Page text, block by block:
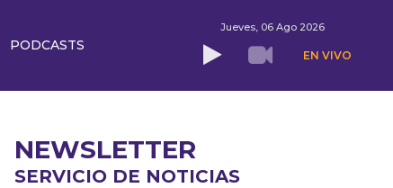
PODCASTS
Jueves, 06 Ago 2026
EN VIVO
NEWSLETTER
SERVICIO DE NOTICIAS